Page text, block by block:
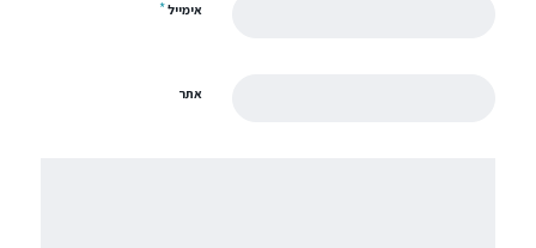
אימייל*
אתר